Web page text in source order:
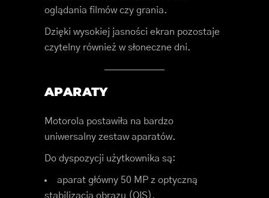
oglądania filmów czy grania.
Dzięki wysokiej jasności ekran pozostaje
czytelny również w słoneczne dni.
APARATY
Motorola postawiła na bardzo
uniwersalny zestaw aparatów.
Do dyspozycji użytkownika są:
aparat główny 50 MP z optyczną
stabilizacją obrazu (OIS),